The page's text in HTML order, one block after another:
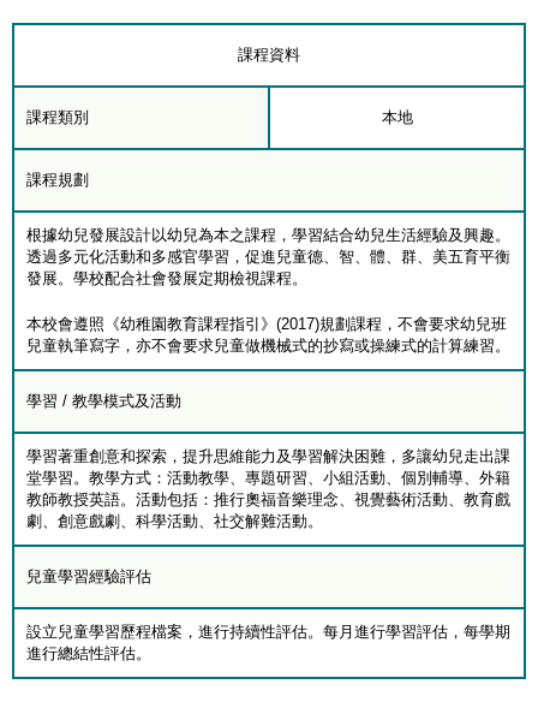
課程資料
課程類別 本地
課程規劃
根據幼兒發展設計以幼兒為本之課程，學習結合幼兒生活經驗及興趣。
透過多元化活動和多感官學習，促進兒童德、智、體、群、美五育平衡
發展。學校配合社會發展定期檢視課程。
本校會遵照《幼稚園教育課程指引》(2017)規劃課程，不會要求幼兒班
兒童執筆寫字，亦不會要求兒童做機械式的抄寫或操練式的計算練習。
學習 / 教學模式及活動
學習著重創意和探索，提升思維能力及學習解決困難，多讓幼兒走出課
堂學習。教學方式：活動教學、專題研習、小組活動、個別輔導、外籍
教師教授英語。活動包括：推行奧福音樂理念、視覺藝術活動、教育戲
劇、創意戲劇、科學活動、社交解難活動。
兒童學習經驗評估
設立兒童學習歷程檔案，進行持續性評估。每月進行學習評估，每學期
進行總結性評估。